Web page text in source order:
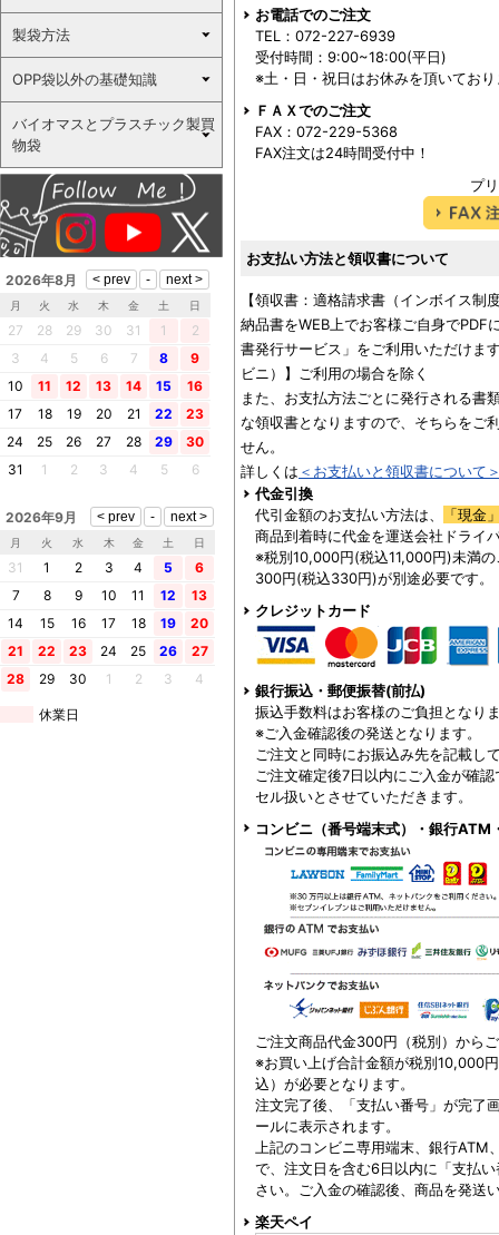
お電話でのご注文
TEL：072-227-6939
受付時間：9:00~18:00(平日)
※土・日・祝日はお休みを頂いてお
ＦＡＸでのご注文
FAX：072-229-5368
FAX注文は24時間受付中！
プ
お支払い方法と領収書について
【領収書：適格請求書（インボイス制
納品書をWEB上でお客様ご自身でPDF
書発行サービス」をご利用いただけま
ビニ）】ご利用の場合を除く
また、お支払方法ごとに発行される書
な領収書となりますので、そちらをご
せん。
詳しくは ＜お支払いと領収書について
代金引換
代引金額のお支払い方法は、
「現金
商品到着時に代金を運送会社ドライ
※税別10,000円(税込11,000円)未満
300円(税込330円)が別途必要です。
クレジットカード
銀行振込・郵便振替(前払)
振込手数料はお客様のご負担となり
※ご入金確認後の発送となります。
ご注文と同時にお振込み先を記載し
ご注文確定後7日以内にご入金が確
セル扱いとさせていただきます。
コンビニ（番号端末式）・銀行ATM
ご注文商品代金300円（税別）から
※お買い上げ合計金額が税別10,000
込）が必要となります。
注文完了後、「支払い番号」が完了
ールに表示されます。
上記のコンビニ専用端末、銀行
で、注文日を含む6日以内に「支払
さい。ご入金の確認後、商品を発送
楽天ペイ
製袋方法
OPP袋以外の基礎知識
バイオマスとプラスチック製買
物袋
2026年8月
月 火 水 木 金 土 日
27 28 29 30 31 1
2
3
4 5 6 7 8
9
10
11 12 13 14 15
16
17
18 19 20 21 22
23
24
25 26 27 28 29
30
31
1 2 3 4 5 6
2026年9月
月 火 水 木 金 土 日
31 1 2 3 4 5
6
7
8 9 10 11 12
13
14
15 16 17 18 19
20
21
22 23 24 25 26
27
28
29 30 1 2 3 4
休業日